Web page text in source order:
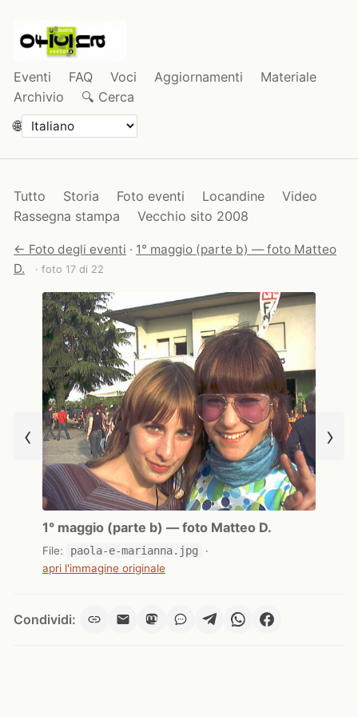
Eventi FAQ Voci Aggiornamenti
Materiale
Archivio
🔍 Cerca
🌐
Tutto Storia Foto eventi Locandine
Video
Rassegna stampa
Vecchio sito 2008
← Foto degli eventi · 1° maggio (parte b) — foto Matteo
D.
· foto 17 di 22
‹
1° maggio (parte b) — foto Matteo D.
File: paola-e-marianna.jpg
·
apri l'immagine originale
›
Condividi: